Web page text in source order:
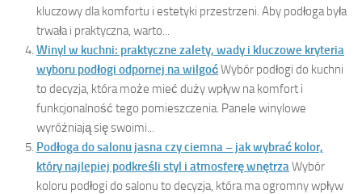
kluczowy dla komfortu i estetyki przestrzeni. Aby podłoga była
trwała i praktyczna, warto...
Winyl w kuchni: praktyczne zalety, wady i kluczowe kryteria
wyboru podłogi odpornej na wilgoćWybór podłogi do kuchni
to decyzja, która może mieć duży wpływ na komfort i
funkcjonalność tego pomieszczenia. Panele winylowe
wyróżniają się swoimi...
Podłoga do salonu jasna czy ciemna – jak wybrać kolor,
który najlepiej podkreśli styl i atmosferę wnętrza Wybór
koloru podłogi do salonu to decyzja, która ma ogromny wpływ